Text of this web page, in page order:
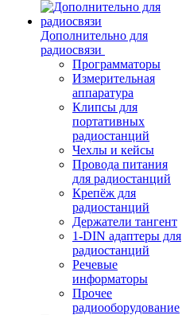
Дополнительно для
радиосвязи
Программаторы
Измерительная
аппаратура
Клипсы для
портативных
радиостанций
Чехлы и кейсы
Провода питания
для радиостанций
Крепёж для
радиостанций
Держатели тангент
1-DIN адаптеры для
радиостанций
Речевые
информаторы
Прочее
радиооборудование